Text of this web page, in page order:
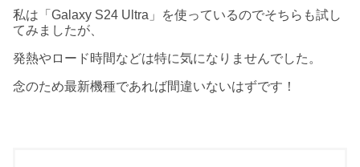
私は「Galaxy S24 Ultra」を使っているのでそちらも試し
てみましたが、
発熱やロード時間などは特に気になりませんでした。
念のため最新機種であれば間違いないはずです！